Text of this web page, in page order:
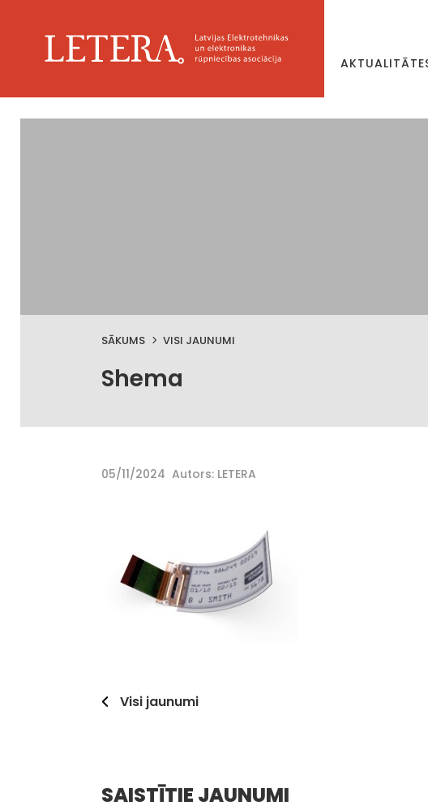
SĀKUMS VISI JAUNUMI
Shema
05/11/2024 Autors: LETERA
Visi jaunumi
SAISTĪTIE JAUNUMI